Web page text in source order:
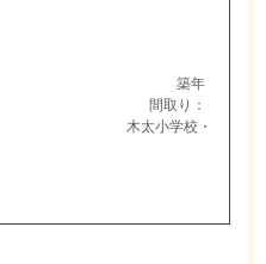
徒歩約8分 築年
間取り：
小学校・